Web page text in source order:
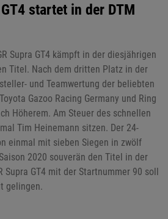
startet in der DTM
Supra GT4 kämpft in der diesjährigen
Titel. Nach dem dritten Platz in der
und Teamwertung der beliebten
Gazoo Racing Germany und Ring
Höherem. Am Steuer des schnellen
Tim Heinemann sitzen. Der 24-
einmal mit sieben Siegen in zwölf
2020 souverän den Titel in der
Supra GT4 mit der Startnummer 90 soll
gelingen.